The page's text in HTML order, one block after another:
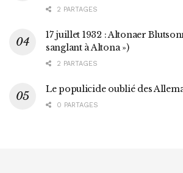
2 PARTAGES
17 juillet 1932 : Altonaer
sanglant à Altona »)
2 PARTAGES
Le populicide oublié des
0 PARTAGES